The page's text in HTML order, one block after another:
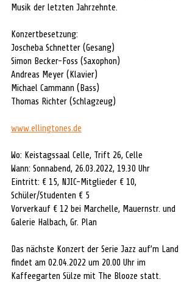
Musik der letzten Jahrzehnte.
Konzertbesetzung:
Joscheba Schnetter (Gesang)
Simon Becker-Foss (Saxophon)
Andreas Meyer (Klavier)
Michael Cammann (Bass)
Thomas Richter (Schlagzeug)
www.ellingtones.de
Wo: Keistagssaal Celle, Trift 26, Celle
Wann: Sonnabend, 26.03.2022, 19.30 Uhr
Eintritt: € 15, NJIC-Mitglieder € 10,
Schüler/Studenten € 5
Vorverkauf € 12 bei Marchelle, Mauernstr. und
Galerie Halbach, Gr. Plan
Das nächste Konzert der Serie Jazz auf’m Land
findet am 02.04.2022 um 20.00 Uhr im
Kaffeegarten Sülze mit The Blooze statt.